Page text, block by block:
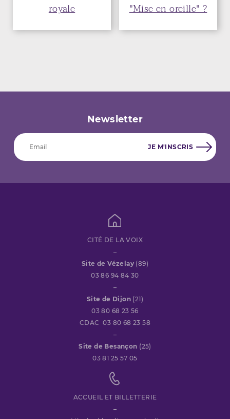
royale
"Mise en oreille" ?
Newsletter
CITÉ DE LA VOIX
–
Site de Vézelay (89)
03 86 94 84 30
–
Site de Dijon (21)
03 80 68 23 56
CDAC 03 80 68 23 58
–
Site de Besançon (25)
03 81 25 57 05
ACCUEIL ET BILLETTERIE
–